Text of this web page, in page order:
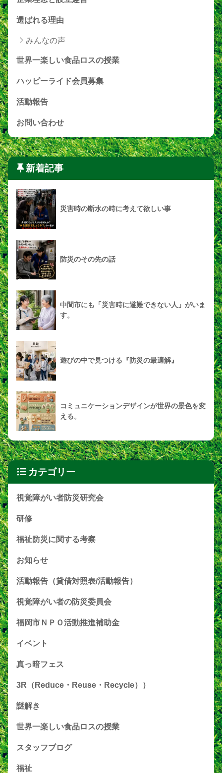
選ばれる理由
みんなの声
世界一楽しい食品ロスの授業
ハッピーライド会員募集
活動報告
お問い合わせ
新着記事
災害時の断水の時に考えて欲しい事
防災のその先の話
中間市にも「災害時に避難できない人」がいま
す。
遊びの中で見つける『防災の最適解』
コミュニケーションデザインが世界の景色を変
える。
カテゴリー
視覚障がい者防災研究会
研修
福祉防災に関する考察
お知らせ
活動報告（貸借対照表/活動報告）
視覚障がい者の防災委員会
福岡市ＮＰＯ活動推進補助金
イベント
真っ暗フェス
3R（Reduce・Reuse・Recycle））
謎解き
世界一楽しい食品ロスの授業
スタッフブログ
福祉